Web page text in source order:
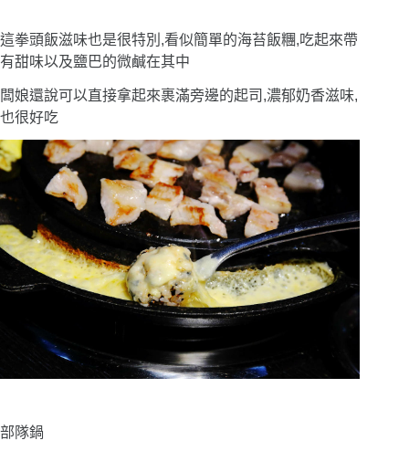
這拳頭飯滋味也是很特別,看似簡單的海苔飯糰,吃起來帶
有甜味以及鹽巴的微鹹在其中
闆娘還說可以直接拿起來裹滿旁邊的起司,濃郁奶香滋味,
也很好吃
部隊鍋